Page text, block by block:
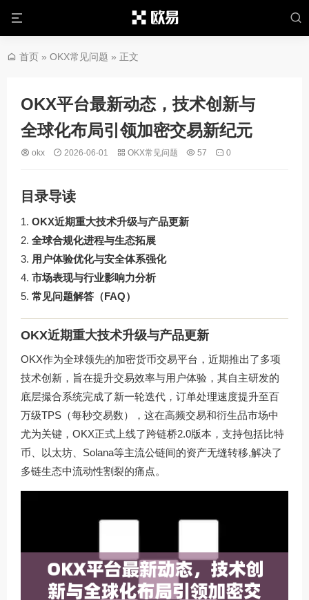
首页 » OKX常见问题 » 正文
OKX平台最新动态，技术创新与
全球化布局引领加密交易新纪元
okx 2026-06-01 OKX常见问题 57 0
目录导读
OKX近期重大技术升级与产品更新
全球合规化进程与生态拓展
用户体验优化与安全体系强化
市场表现与行业影响力分析
常见问题解答（FAQ）
OKX近期重大技术升级与产品更新
OKX作为全球领先的加密货币交易平台，近期推出了多项
技术创新，旨在提升交易效率与用户体验，其自主研发的
底层撮合系统完成了新一轮迭代，订单处理速度提升至百
万级TPS（每秒交易数），这在高频交易和衍生品市场中
尤为关键，OKX正式上线了跨链桥2.0版本，支持包括比特
币、以太坊、Solana等主流公链间的资产无缝转移,解决了
多链生态中流动性割裂的痛点。